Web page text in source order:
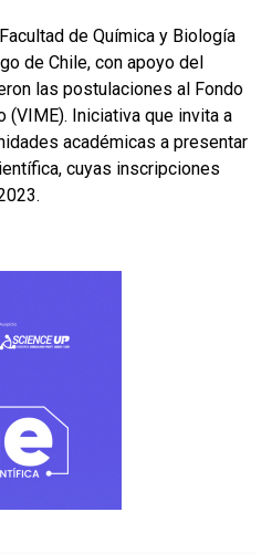
de Química y Biología
de Chile, con apoyo del
las postulaciones al Fondo
(VIME). Iniciativa que invita a
académicas a presentar
cuyas inscripciones